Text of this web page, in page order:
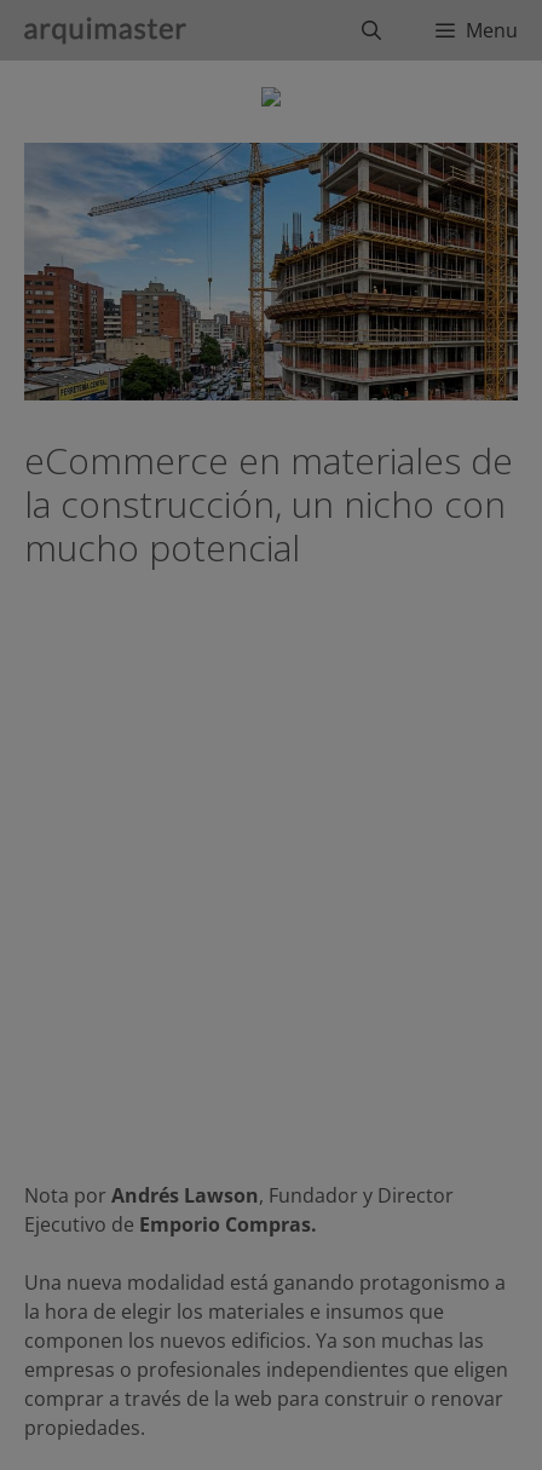
BuscarMenu
eCommerce en materiales de
la construcción, un nicho con
mucho potencial
Nota por Andrés Lawson, Fundador y Director
Ejecutivo de Emporio Compras.
Una nueva modalidad está ganando protagonismo a
la hora de elegir los materiales e insumos que
componen los nuevos edificios. Ya son muchas las
empresas o profesionales independientes que eligen
comprar a través de la web para construir o renovar
propiedades.